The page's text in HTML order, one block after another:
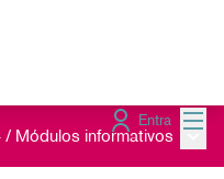
Entra
/ Módulos informativos